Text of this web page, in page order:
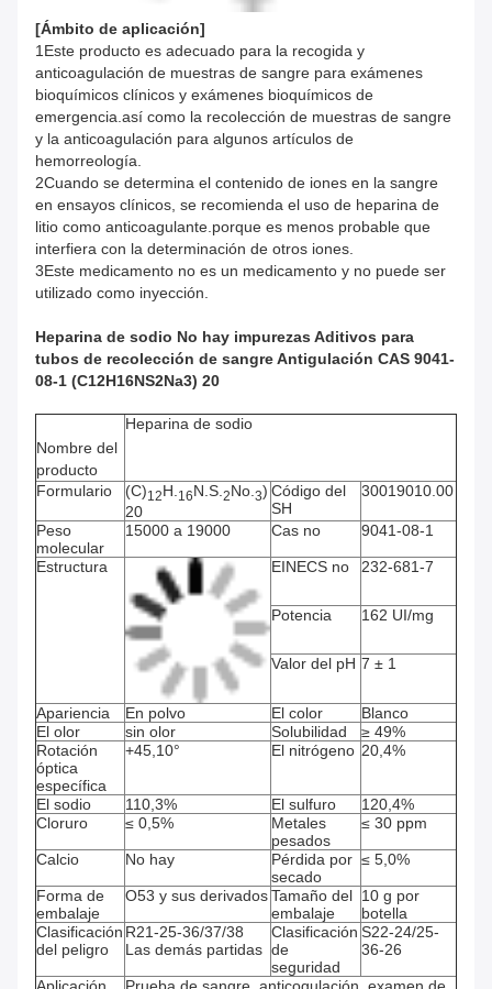
[Ámbito de aplicación]
1Este producto es adecuado para la recogida y
anticoagulación de muestras de sangre para exámenes
bioquímicos clínicos y exámenes bioquímicos de
emergencia.así como la recolección de muestras de sangre
y la anticoagulación para algunos artículos de
hemorreología.
2Cuando se determina el contenido de iones en la sangre
en ensayos clínicos, se recomienda el uso de heparina de
litio como anticoagulante.porque es menos probable que
interfiera con la determinación de otros iones.
3Este medicamento no es un medicamento y no puede ser
utilizado como inyección.
Heparina de sodio No hay impurezas Aditivos para
tubos de recolección de sangre Antigulación CAS 9041-
08-1 (C12H16NS2Na3) 20
Nombre del
producto
Heparina de sodio
Formulario (C)12H.16N.S.2No.3)
20
Código del
SH
30019010.00
Peso
molecular
15000 a 19000 Cas no 9041-08-1
Estructura EINECS no 232-681-7
Potencia 162 UI/mg
Valor del pH 7 ± 1
Apariencia En polvo El color
Blanco
El olor
sin olor Solubilidad
≥ 49%
Rotación
óptica
específica
+45,10° El nitrógeno 20,4%
El sodio 110,3% El sulfuro
120,4%
Cloruro
≤ 0,5%
Metales
pesados
≤ 30 ppm
Calcio No hay
Pérdida por
secado
≤ 5,0%
Forma de
embalaje
O53 y sus derivadosTamaño del
embalaje
10 g por
botella
Clasificación
del peligro
R21-25-36/37/38
Las demás partidas
Clasificación
de
seguridad
S22-24/25-
36-26